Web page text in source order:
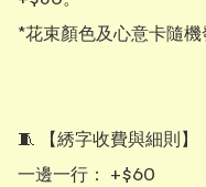
*花束顏色及心意卡隨機
​🧵 【綉字收費與細則】
​一邊一行： +$60